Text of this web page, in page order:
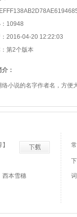
10948
2016-04-20 12:22:03
第2个版本
：
络小说的名字作者名，方便
西本雪穗